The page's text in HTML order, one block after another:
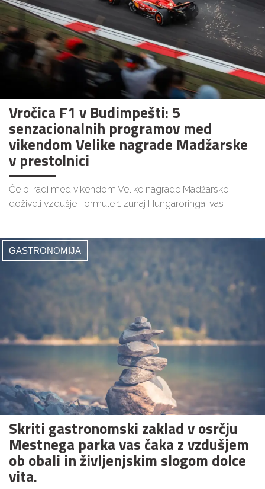
Vročica F1 v Budimpešti: 5
senzacionalnih programov med
vikendom Velike nagrade Madžarske
v prestolnici
Če bi radi med vikendom Velike nagrade Madžarske
doživeli vzdušje Formule 1 zunaj Hungaroringa, vas
GASTRONOMIJA
Skriti gastronomski zaklad v osrčju
Mestnega parka vas čaka z vzdušjem
ob obali in življenjskim slogom dolce
vita.